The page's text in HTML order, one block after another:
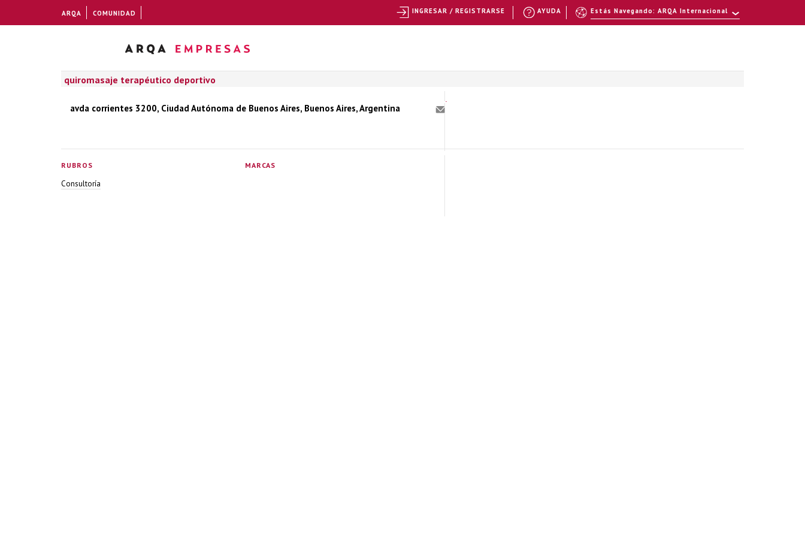
quiromasaje terapéutico deportivo
avda corrientes 3200, Ciudad Autónoma de Buenos Aires, Buenos Aires, Argentina
RUBROS
Consultoría
MARCAS
ARQA COMUNIDAD Estás Navegando: ARQA Internacional
AYUDA
INGRESAR / REGISTRARSE